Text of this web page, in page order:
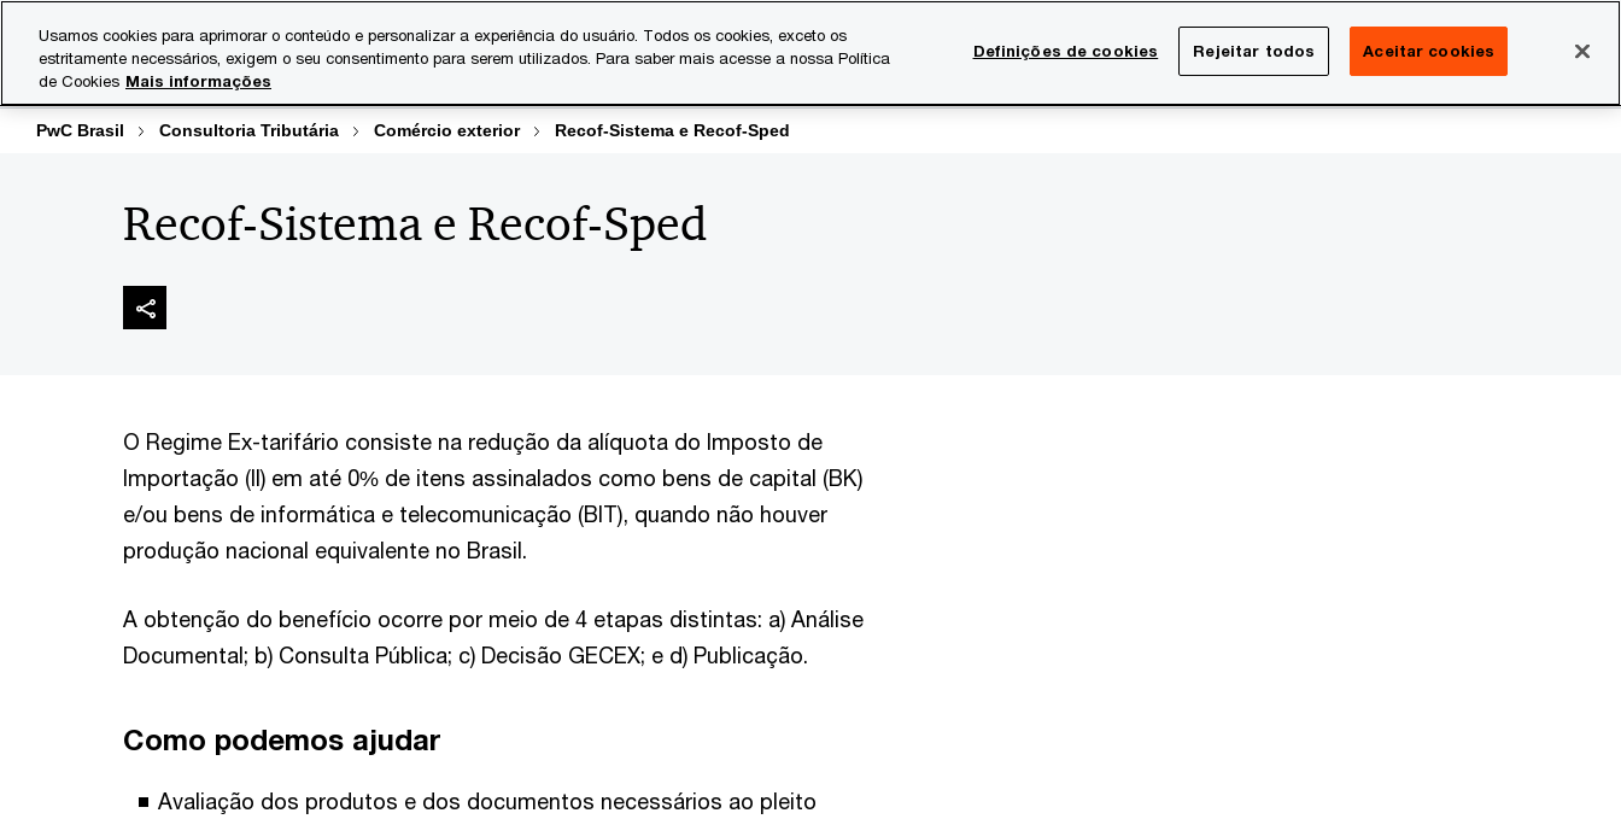
content
footer
Serviços Sala de imprensa
PwC Brasil Consultoria Tributária Comércio exterior Recof-Sistema e Recof-Sped
Recof-Sistema e Recof-Sped
O Regime Ex-tarifário consiste na redução da alíquota do Imposto de
Importação (II) em até 0% de itens assinalados como bens de capital (BK)
e/ou bens de informática e telecomunicação (BIT), quando não houver
produção nacional equivalente no Brasil.
A obtenção do benefício ocorre por meio de 4 etapas distintas: a) Análise
Documental; b) Consulta Pública; c) Decisão GECEX; e d) Publicação.
Como podemos ajudar
Avaliação dos produtos e dos documentos necessários ao pleito
Usamos cookies para aprimorar o conteúdo e personalizar a experiência do usuário. Todos os cookies, exceto os
estritamente necessários, exigem o seu consentimento para serem utilizados. Para saber mais acesse a nossa Política
de Cookies Mais informações
Definições de cookies Rejeitar todos Aceitar cookies